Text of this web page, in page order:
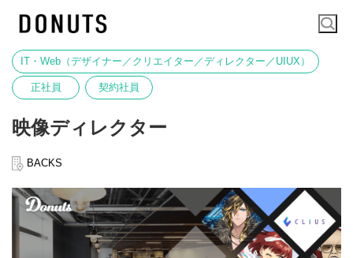
IT・Web（デザイナー／クリエイター／ディレクター／UIUX）
正社員 契約社員
映像ディレクター
BACKS